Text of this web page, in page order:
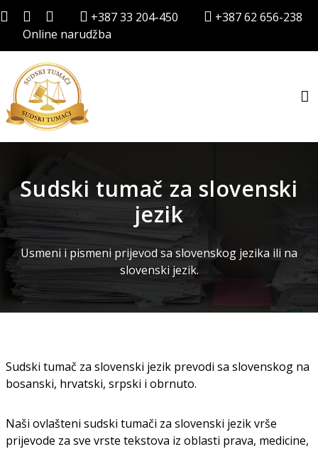
+387 33 204-450
+387 62 656-238
Online narudžba
Sudski tumač za slovenski
jezik
Usmeni i pismeni prijevod sa slovenskog jezika ili na
slovenski jezik.
Sudski tumač za slovenski jezik prevodi sa slovenskog na
bosanski, hrvatski, srpski i obrnuto.
Naši ovlašteni sudski tumači za slovenski jezik vrše
prijevode za sve vrste tekstova iz oblasti prava, medicine,